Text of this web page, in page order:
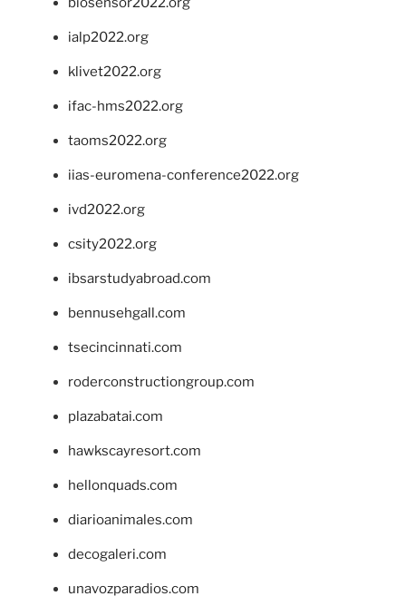
ialp2022.org
klivet2022.org
ifac-hms2022.org
taoms2022.org
iias-euromena-conference2022.org
ivd2022.org
csity2022.org
ibsarstudyabroad.com
bennusehgall.com
tsecincinnati.com
roderconstructiongroup.com
plazabatai.com
hawkscayresort.com
hellonquads.com
diarioanimales.com
decogaleri.com
unavozparadios.com